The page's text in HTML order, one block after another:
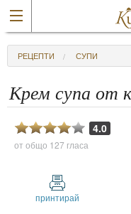
РЕЦЕПТИ СУПИ
Крем супа от
4.0
от общо 127 гласа
принтирай